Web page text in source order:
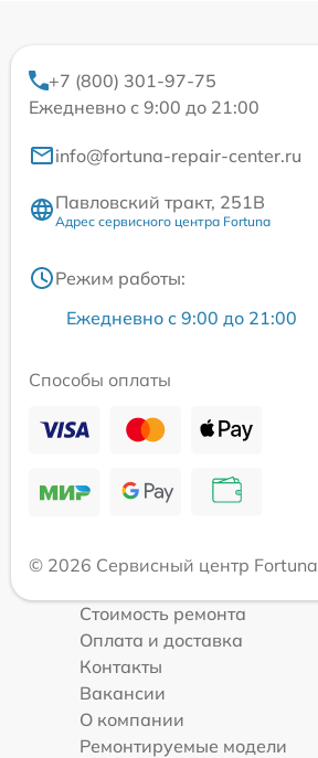
+7 (800) 301-97-75
Ежедневно с 9:00 до 21:00
info@fortuna-repair-center.ru
Павловский тракт, 251В
Адрес сервисного центра Fortuna
Режим работы:
Ежедневно с 9:00 до 21:00
Способы оплаты
© 2026 Сервисный центр Fortuna
Стоимость ремонта
Оплата и доставка
Контакты
Вакансии
О компании
Ремонтируемые модели